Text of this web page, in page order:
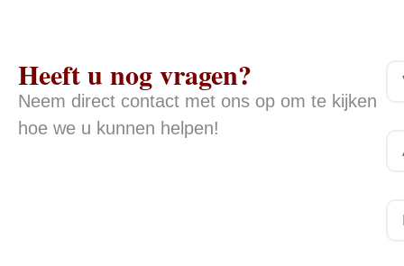
Heeft u nog vragen?
Neem direct contact met ons op om te kijken
hoe we u kunnen helpen!